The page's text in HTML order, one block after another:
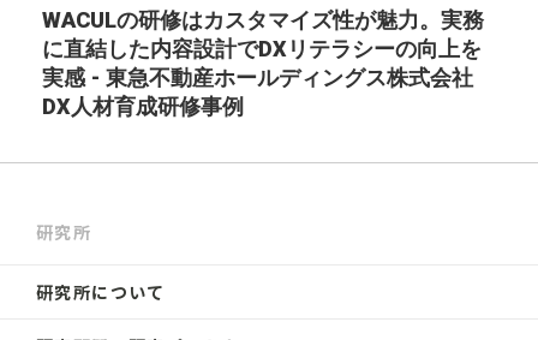
WACULの研修はカスタマイズ性が魅力。実務
に直結した内容設計でDXリテラシーの向上を
実感 - 東急不動産ホールディングス株式会社
DX人材育成研修事例
研究所
研究所について